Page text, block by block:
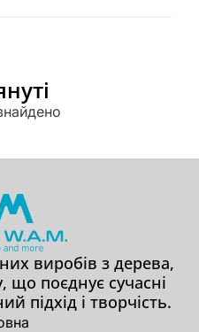
виробів з дерева,
що поєднує сучасні
підхід і творчість.